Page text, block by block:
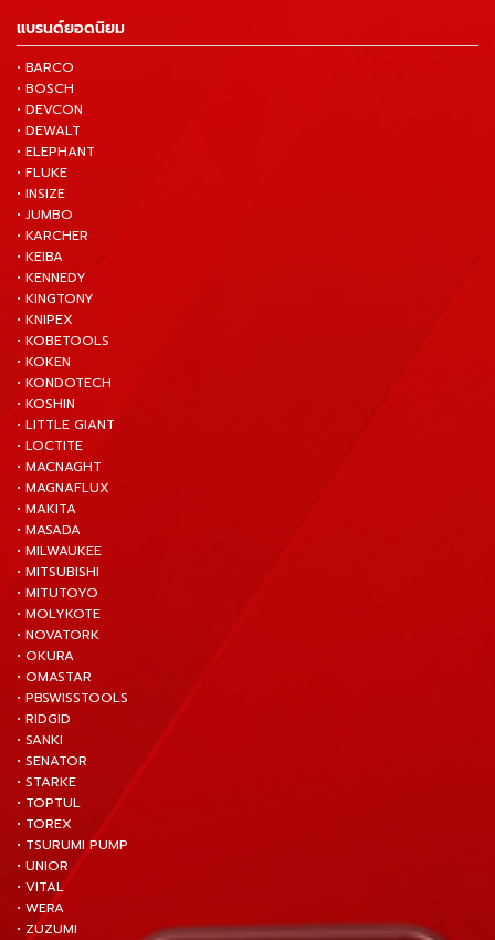
แบรนด์ยอดนิยม
• BARCO
• BOSCH
• DEVCON
• DEWALT
• ELEPHANT
• FLUKE
• INSIZE
• JUMBO
• KARCHER
• KEIBA
• KENNEDY
• KINGTONY
• KNIPEX
• KOBETOOLS
• KOKEN
• KONDOTECH
• KOSHIN
• LITTLE GIANT
• LOCTITE
• MACNAGHT
• MAGNAFLUX
• MAKITA
• MASADA
• MILWAUKEE
• MITSUBISHI
• MITUTOYO
• MOLYKOTE
• NOVATORK
• OKURA
• OMASTAR
• PBSWISSTOOLS
• RIDGID
• SANKI
• SENATOR
• STARKE
• TOPTUL
• TOREX
• TSURUMI PUMP
• UNIOR
• VITAL
• WERA
• ZUZUMI